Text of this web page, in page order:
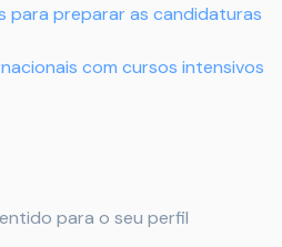
para preparar as candidaturas
com cursos intensivos
para o seu perfil